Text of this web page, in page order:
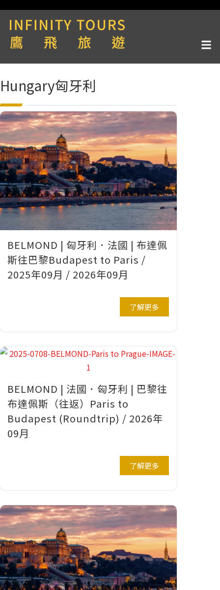
Hungary匈牙利
BELMOND | 匈牙利．法國 | 布達佩
斯往巴黎Budapest to Paris /
2025年09月 / 2026年09月
了解更多
BELMOND | 法國．匈牙利 | 巴黎往
布達佩斯（往返）Paris to
Budapest (Roundtrip) / 2026年
09月
了解更多